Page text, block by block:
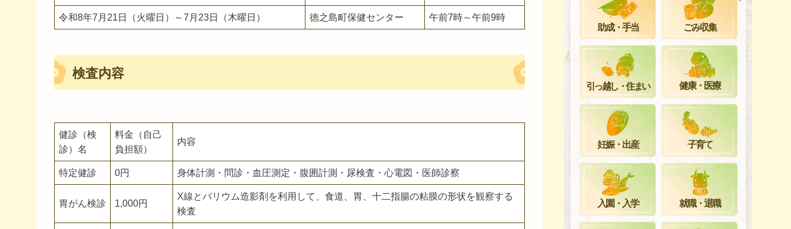
令和8年7月21日（火曜日）～7月23日（木曜日） 徳之島町保健センター 午前7時～午前9時
検査内容
健診（検
診）名
料金（自己
負担額）
内容
特定健診 0円 身体計測・問診・血圧測定・腹囲計測・尿検査・心電図・医師診察
胃がん検診 1,000円
X線とバリウム造影剤を利用して、食道、胃、十二指腸の粘膜の形状を観察する
検査
助成・手当 ごみ収集
引っ越し・住まい 健康・医療
妊娠・出産 子育て
入園・入学 就職・退職